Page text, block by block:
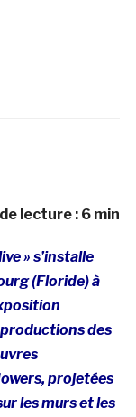
lecture : 6 min
» s’installe
(Floride) à
des
projetées
les murs et les